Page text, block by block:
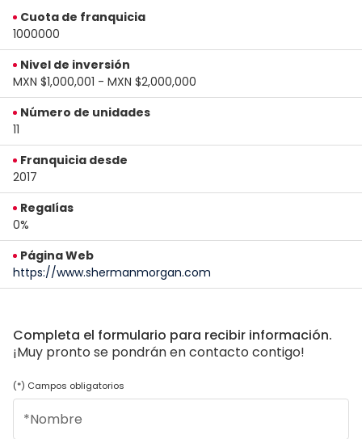
Cuota de franquicia
1000000
Nivel de inversión
MXN $1,000,001 - MXN $2,000,000
Número de unidades
11
Franquicia desde
2017
Regalías
0%
Página Web
https://www.shermanmorgan.com
Completa el formulario para recibir información.
¡Muy pronto se pondrán en contacto contigo!
(*) Campos obligatorios